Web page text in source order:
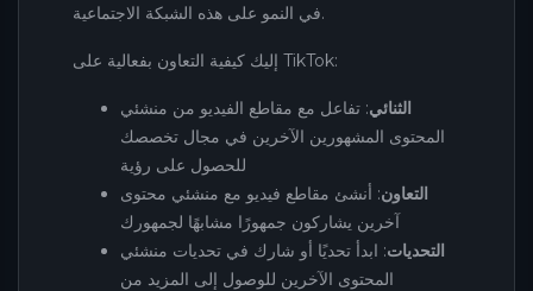
في النمو على هذه الشبكة الاجتماعية.
إليك كيفية التعاون بفعالية على TikTok:
الثنائي: تفاعل مع مقاطع الفيديو من منشئي
المحتوى المشهورين الآخرين في مجال تخصصك
للحصول على رؤية
التعاون: أنشئ مقاطع فيديو مع منشئي محتوى
آخرين يشاركون جمهورًا مشابهًا لجمهورك
التحديات: ابدأ تحديًا أو شارك في تحديات منشئي
المحتوى الآخرين للوصول إلى المزيد من